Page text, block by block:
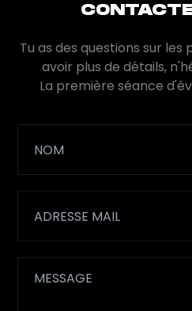
Tu as des questions sur
avoir plus de détails,
La première séance